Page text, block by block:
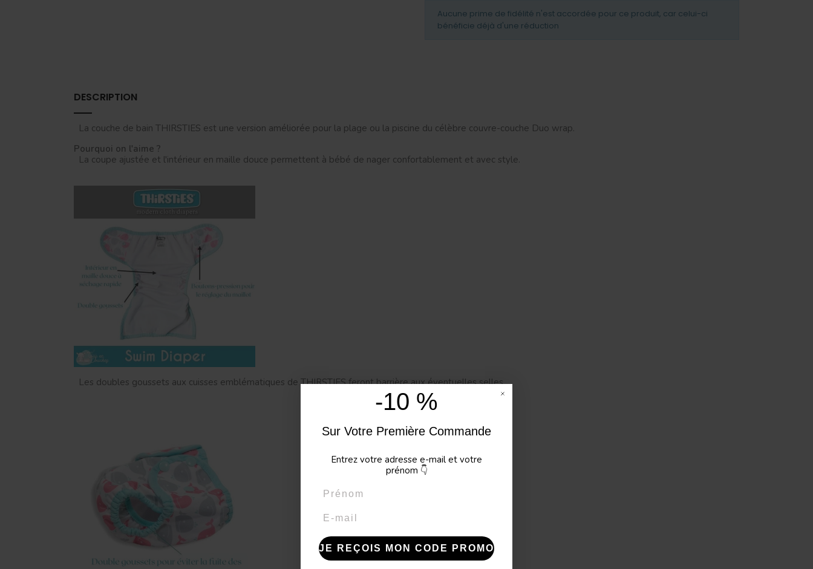
Aucune prime de fidélité n'est accordée pour ce produit, car celui-ci
bénéficie déjà d'une réduction
DESCRIPTION
La couche de bain THIRSTIES est une version améliorée pour la plage ou la piscine du célèbre couvre-couche Duo wrap.
Pourquoi on l'aime ?
La coupe ajustée et l'intérieur en maille douce permettent à bébé de nager confortablement et avec style.
Les doubles goussets aux cuisses emblématiques de THIRSTIES feront barrière aux éventuelles selles.
-10 %
Sur Votre Première Commande
Entrez votre adresse e-mail et votre
prénom 👇
JE REÇOIS MON CODE PROMO